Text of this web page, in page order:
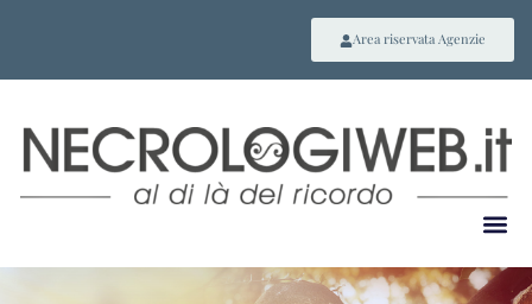
Area riservata Agenzie